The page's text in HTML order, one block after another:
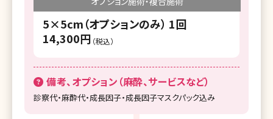
湘南美容クリニック 奈良院
湘南美容クリニック 和歌山院
湘南美容クリニック 岡山院
湘南美容クリニック 倉敷院
5×5cm（オプションのみ） 1回
14,300円 （税込）
備考、オプション（麻酔、サービスなど）
診察代・麻酔代・成長因子・成長因子マスクパック込み